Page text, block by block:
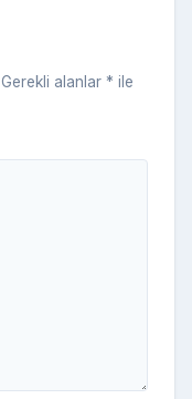
Gerekli alanlar * ile